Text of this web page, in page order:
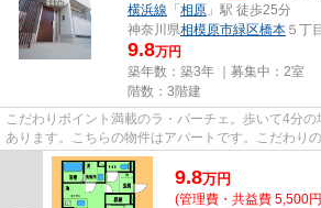
横浜線 「 相原 」駅 徒歩25分
神奈川県相模原市緑区橋本 ５丁目
9.8万円
築年数：築3年 ｜募集中： 2室
階数：3階建
こだわりポイント満載のラ・パーチェ。歩いて4分
あります。こちらの物件はアパートです。こだわり
分の物件です。周辺環境にこだ...
9.8万円
(管理費・共益費 5,500